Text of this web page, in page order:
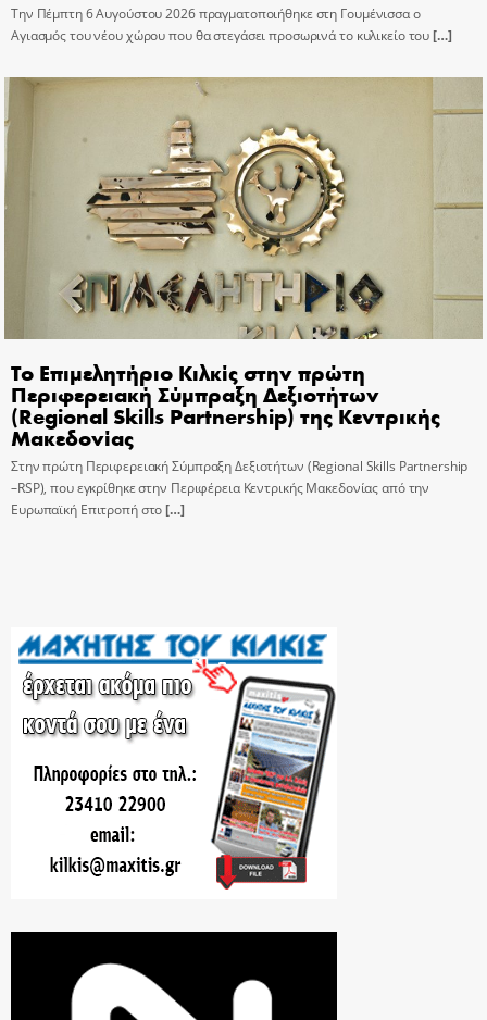
Την Πέμπτη 6 Αυγούστου 2026 πραγματοποιήθηκε στη Γουμένισσα ο
Αγιασμός του νέου χώρου που θα στεγάσει προσωρινά το κυλικείο του[…]
Το Επιμελητήριο Κιλκίς στην πρώτη
Περιφερειακή Σύμπραξη Δεξιοτήτων
(Regional Skills Partnership) της Κεντρικής
Μακεδονίας
Στην πρώτη Περιφερειακή Σύμπραξη Δεξιοτήτων (Regional Skills Partnership
–RSP), που εγκρίθηκε στην Περιφέρεια Κεντρικής Μακεδονίας από την
Ευρωπαϊκή Επιτροπή στο[…]